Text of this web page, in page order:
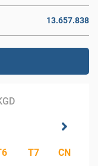
13.657.838
T7 CN